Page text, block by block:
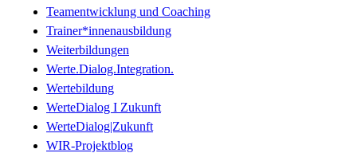
Teamentwicklung und Coaching
Trainer*innenausbildung
Weiterbildungen
Werte.Dialog.Integration.
Wertebildung
WerteDialog I Zukunft
WerteDialog|Zukunft
WIR-Projektblog